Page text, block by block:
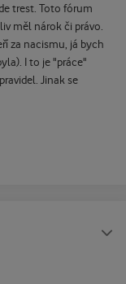
trest. Toto fórum
měl nárok či právo.
za nacismu, já bych
I to je "práce"
Jinak se